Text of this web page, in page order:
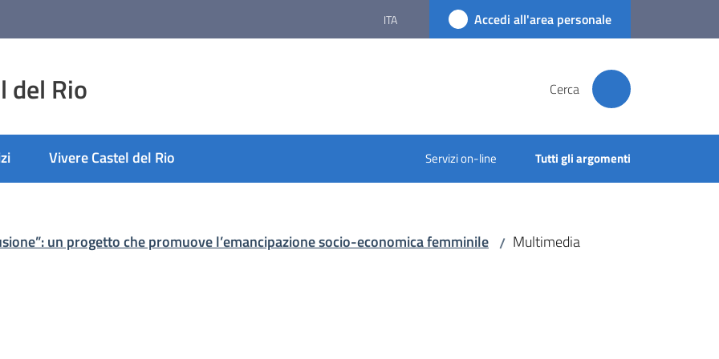
ITA Accedi all'area personale
del Rio Cerca
Vivere Castel del Rio Servizi on-line Tutti gli argomenti
un progetto che promuove l’emancipazione socio-economica femminile / Multimedia